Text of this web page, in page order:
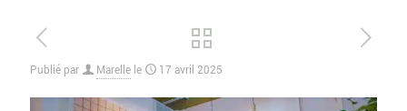
Publié par Marelle le 17 avril 2025